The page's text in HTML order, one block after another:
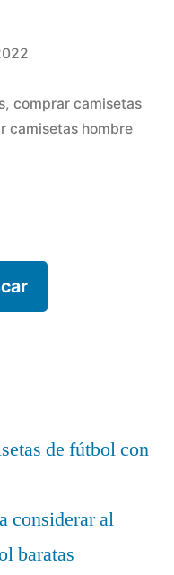
, comprar camisetas
camisetas hombre
de fútbol con
considerar al
baratas